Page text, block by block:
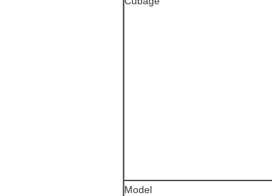
Model